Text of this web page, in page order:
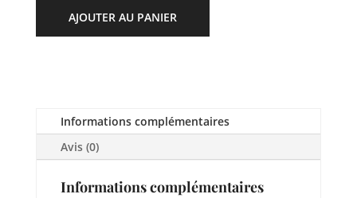
AJOUTER AU PANIER
Informations complémentaires
Avis (0)
Informations complémentaires